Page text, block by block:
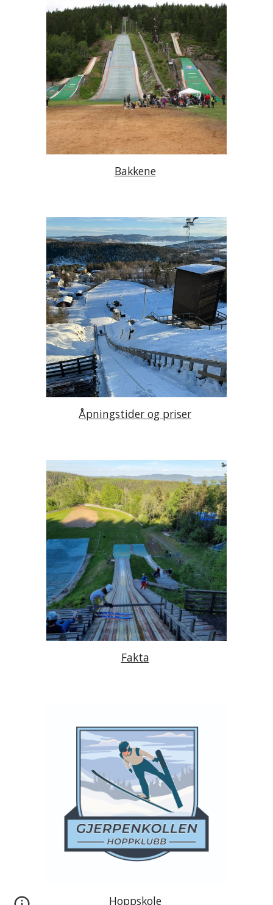
Bakkene
Åpningstider og priser
Fakta
Hoppskole